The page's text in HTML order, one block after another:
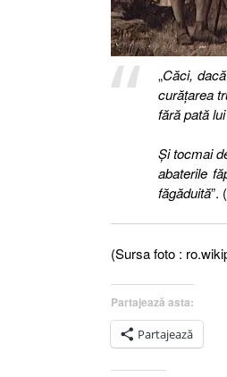
„Căci,
curăţarea
fără pată
Şi tocmai
abaterile
făgăduită”.
(Sursa foto :
Partajează asta:
Partajează